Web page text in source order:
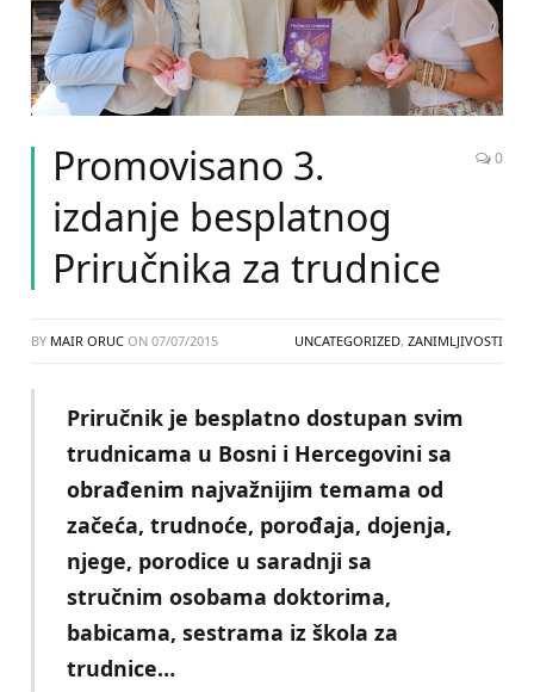
Promovisano 3.
izdanje besplatnog
Priručnika za trudnice
0
BY MAIR ORUC ON 07/07/2015 UNCATEGORIZED, ZANIMLJIVOSTI
Priručnik je besplatno dostupan svim
trudnicama u Bosni i Hercegovini sa
obrađenim najvažnijim temama od
začeća, trudnoće, porođaja, dojenja,
njege, porodice u saradnji sa
stručnim osobama doktorima,
babicama, sestrama iz škola za
trudnice…